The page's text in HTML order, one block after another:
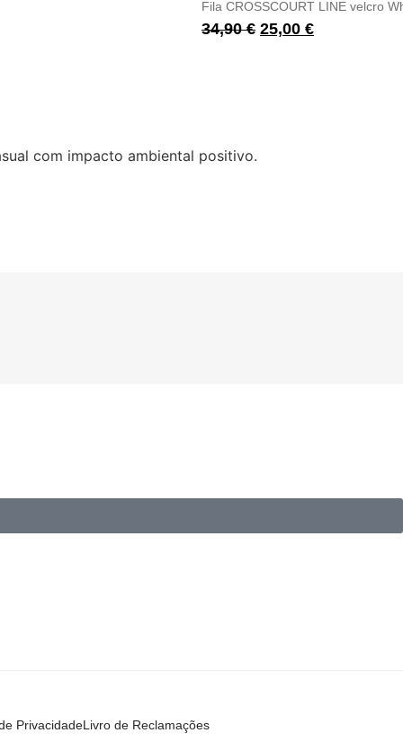
Fila CROSSCOURT LINE velcro
34,90€ 25,00 €
com impacto ambiental positivo.
PrivacidadeLivro de Reclamações